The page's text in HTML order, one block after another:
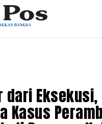
dari Eksekusi,
Kasus